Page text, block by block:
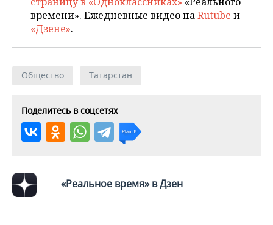
ВОДНЫЕ ВИДЫ СПОРТА
ХОККЕЙ С МЯЧОМ
ОБРАЗОВАНИЕ
ПРОИСШЕСТВИЯ
времени». Ежедневные видео наRutube и
«Дзене».
Общество Татарстан
Поделитесь в соцсетях
«Реальное время» в Дзен